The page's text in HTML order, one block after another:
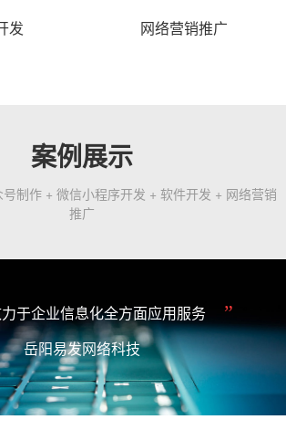
发 网络营销推广
案例展示
制作 + 微信小程序开发 + 软件开发 + 网络营销
推广
于企业信息化全方面应用服务 ”
岳阳易发网络科技